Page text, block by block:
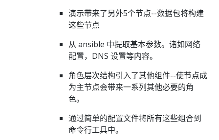
演示带来了另外5个节点--数据包将构建
这些节点
从 ansible 中提取基本参数。诸如网络
配置，DNS 设置等内容。
角色层次结构引入了其他组件--使节点成
为主节点会带来一系列其他必要的角
色。
通过简单的配置文件将所有这些组合到
命令行工具中。